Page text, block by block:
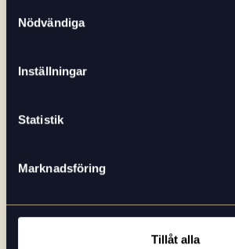
Nödvändiga
Inställningar
Statistik
Marknadsföring
Tillåt alla
Efternamn*